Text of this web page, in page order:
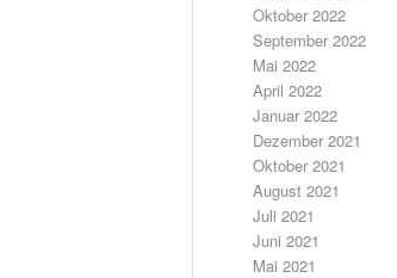
Oktober 2022
September 2022
Mai 2022
April 2022
Januar 2022
Dezember 2021
Oktober 2021
August 2021
Juli 2021
Juni 2021
Mai 2021